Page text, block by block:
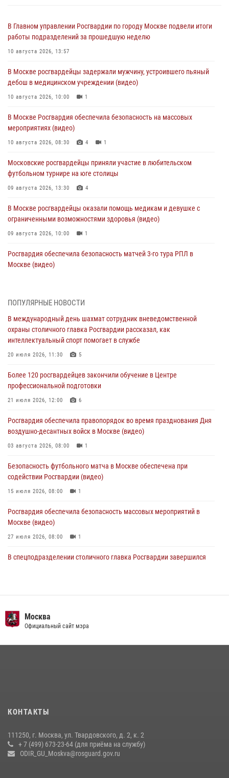
В Главном управлении Росгвардии по городу Москве подвели итоги
работы подразделений за прошедшую неделю
10 августа 2026, 13:57
В Москве росгвардейцы задержали мужчину, устроившего пьяный
дебош в медицинском учреждении (видео)
10 августа 2026, 10:00 1
В Москве Росгвардия обеспечила безопасность на массовых
мероприятиях (видео)
10 августа 2026, 08:30 4 1
Московские росгвардейцы приняли участие в любительском
футбольном турнире на юге столицы
09 августа 2026, 13:30 4
В Москве росгвардейцы оказали помощь медикам и девушке с
ограниченными возможностями здоровья (видео)
09 августа 2026, 10:00 1
Росгвардия обеспечила безопасность матчей 3-го тура РПЛ в
Москве (видео)
Столичные росгвардейцы провели патриотическое занятие для
08 августа 2026, 08:34
Столичный ОМОН «Авангард» определил лучших в рукопашном бою
(Видео)
Московские росгвардейцы задержали мужчину, находившегося в
федеральном розыске (Видео)
В центре столицы росгвардейцы задержали мужчину, пытавшегося
проникнуть на охраняемый объект через крышу (Видео)
ПОПУЛЯРНЫЕ НОВОСТИ
В международный день шахмат сотрудник вневедомственной
охраны столичного главка Росгвардии рассказал, как
интеллектуальный спорт помогает в службе
20 июля 2026, 11:30 5
Более 120 росгвардейцев закончили обучение в Центре
профессиональной подготовки
21 июля 2026, 12:00 6
Росгвардия обеспечила правопорядок во время празднования Дня
воздушно-десантных войск в Москве (видео)
03 августа 2026, 08:00 1
Безопасность футбольного матча в Москве обеспечена при
содействии Росгвардии (видео)
15 июля 2026, 08:00 1
Росгвардия обеспечила безопасность массовых мероприятий в
Москве (видео)
27 июля 2026, 08:00 1
В спецподразделении столичного главка Росгвардии завершился
районе Китай-города (видео)
30 июля 2026, 14:00 1
своё 32-летие (видео)
Столичное управление вневедомственной охраны Росгвардии
Москва
Официальный сайт мэра
КОНТАКТЫ
111250, г. Москва, ул. Твардовского, д. 2, к. 2
+ 7 (499) 673-23-64 (для приёма на службу)
ODIR_GU_Moskva@rosguard.gov.ru